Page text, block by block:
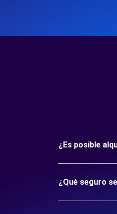
¿Es posible
¿Qué seguro